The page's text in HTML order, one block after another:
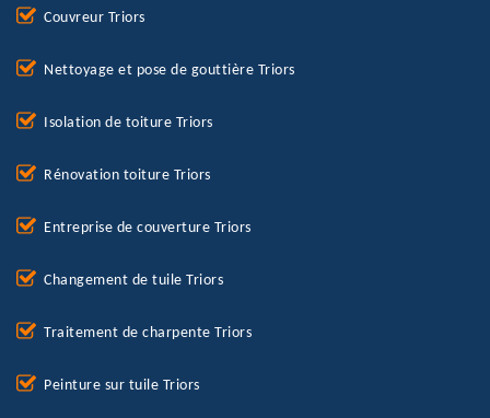
Couvreur Triors
Nettoyage et pose de gouttière Triors
Isolation de toiture Triors
Rénovation toiture Triors
Entreprise de couverture Triors
Changement de tuile Triors
Traitement de charpente Triors
Peinture sur tuile Triors